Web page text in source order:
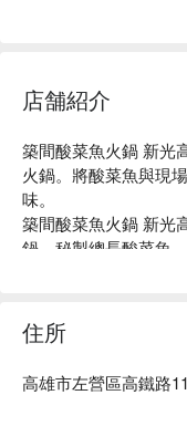
店舗紹介
築間酸菜魚火鍋 新光
火鍋。將酸菜魚與現
味。
築間酸菜魚火鍋 新光
鍋、秘製總長酸菜魚
築間酸菜魚火鍋 新光
住所
高雄市左營區高鐵路